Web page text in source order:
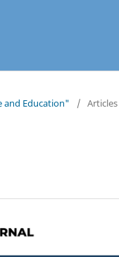
and Education" / Articles